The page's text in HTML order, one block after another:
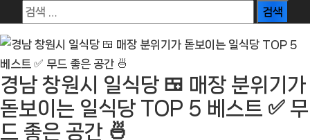
search
검
경남 창원시 일식당 🍱 매장 분위기가
돋보이는 일식당 TOP 5 베스트 ✅ 무
드 좋은 공간 🍜